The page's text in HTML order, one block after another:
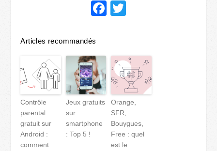
Facebook
Articles recommandés
Contrôle
parental
gratuit sur
Android :
comment
Jeux gratuits
sur
smartphone
: Top 5 !
Orange,
SFR,
Bouygues,
Free : quel
est le